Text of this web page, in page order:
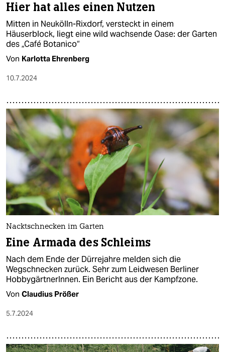
Hier hat alles einen Nutzen
Mitten in Neukölln-Rixdorf, versteckt in einem
Häuserblock, liegt eine wild wachsende Oase: der Garten
des „Café Botanico“
Von Karlotta Ehrenberg
10.7.2024
Nacktschnecken im Garten
Eine Armada des Schleims
Nach dem Ende der Dürrejahre melden sich die
Wegschnecken zurück. Sehr zum Leidwesen Berliner
HobbygärtnerInnen. Ein Bericht aus der Kampfzone.
Von Claudius Prößer
5.7.2024